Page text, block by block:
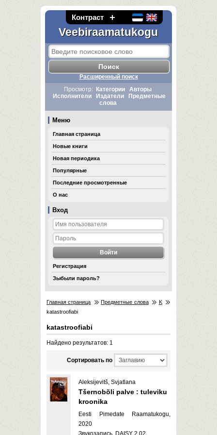
Контраст
Veebiraamatukogu
Вход
Регистрация
Зыбыли пароль?
Расширенный поиск
Просмотр:
Категории
Авторы
Исполнители
Издатели
Предметные
слова
Меню
Главная страница
Новые книги
Новая периодика
Популярные
Последние просмотренные
О нас
Главная страница Предметные слова
K
katastroofiabi
katastroofiabi
Найдено результатов: 1
Cортировать по
Aleksijevitš, Svjatlana
Tšernobõli palve : tuleviku
kroonika
Eesti Pimedate Raamatukogu,
2020
Звукозапись, DAISY 2.02